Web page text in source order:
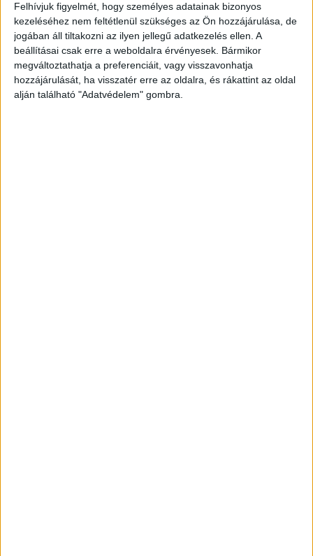
Felhívjuk figyelmét, hogy személyes adatainak bizonyos
kezeléséhez nem feltétlenül szükséges az Ön hozzájárulása, de
jogában áll tiltakozni az ilyen jellegű adatkezelés ellen. A
beállításai csak erre a weboldalra érvényesek. Bármikor
megváltoztathatja a preferenciáit, vagy visszavonhatja
hozzájárulását, ha visszatér erre az oldalra, és rákattint az oldal
alján található "Adatvédelem" gombra.